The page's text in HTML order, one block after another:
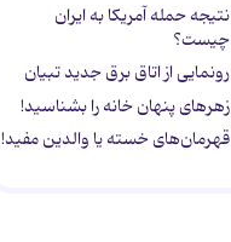
نتیجه حمله آمریکا به ایران
چیست؟
رونمایی از اتاق برق جدید تبیان
زهرهای پنهان خانه را بشناسید!
قهرمان‌های خسته یا والدین مفید!